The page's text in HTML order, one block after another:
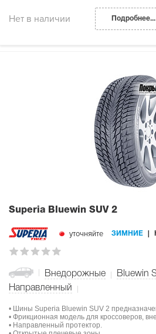
Нет в наличии Подробнее...
Superia Bluewin SUV 2
уточняйте ЗИМНИЕ
Внедорожные
Bluewin
Направленный
• Шины Superia Bluewin SUV 2
• Фрикционная модель для кроссоверов,
• Направленный протектор.